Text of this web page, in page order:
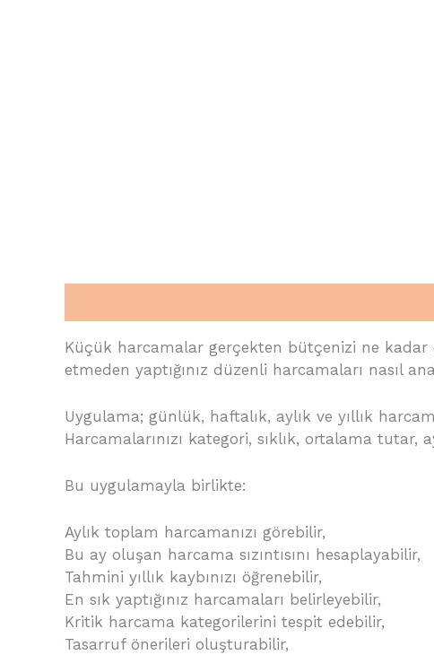
Küçük harcamalar gerçekten bütçenizi ne kadar
etmeden yaptığınız düzenli harcamaları nasıl
Uygulama; günlük, haftalık, aylık ve yıllık
Harcamalarınızı kategori, sıklık, ortalama tutar,
Bu uygulamayla birlikte:
Aylık toplam harcamanızı görebilir,
Bu ay oluşan harcama sızıntısını hesaplayabilir,
Tahmini yıllık kaybınızı öğrenebilir,
En sık yaptığınız harcamaları belirleyebilir,
Kritik harcama kategorilerini tespit edebilir,
Tasarruf önerileri oluşturabilir,